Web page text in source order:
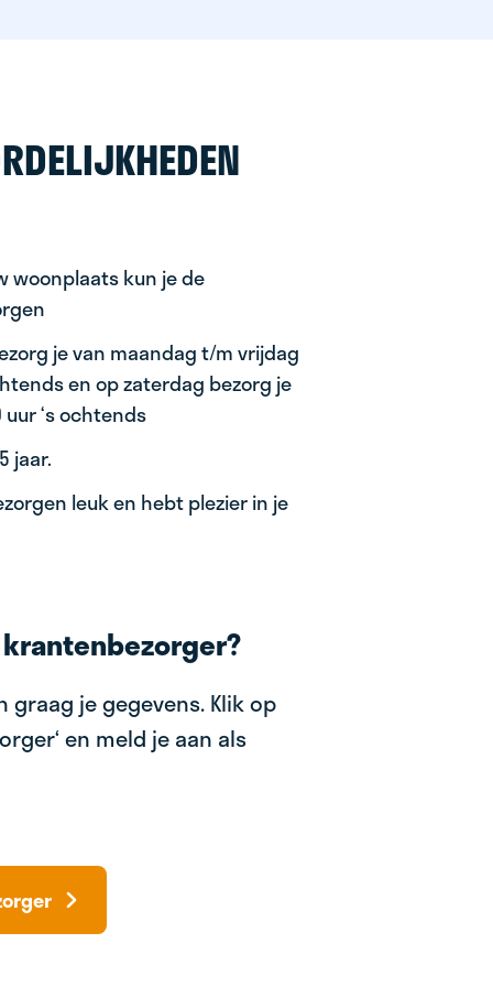
woonplaats kun je de
je van maandag t/m vrijdag
en op zaterdag bezorg je
‘s ochtends
jaar.
leuk en hebt plezier in je
graag je gegevens. Klik op
en meld je aan als